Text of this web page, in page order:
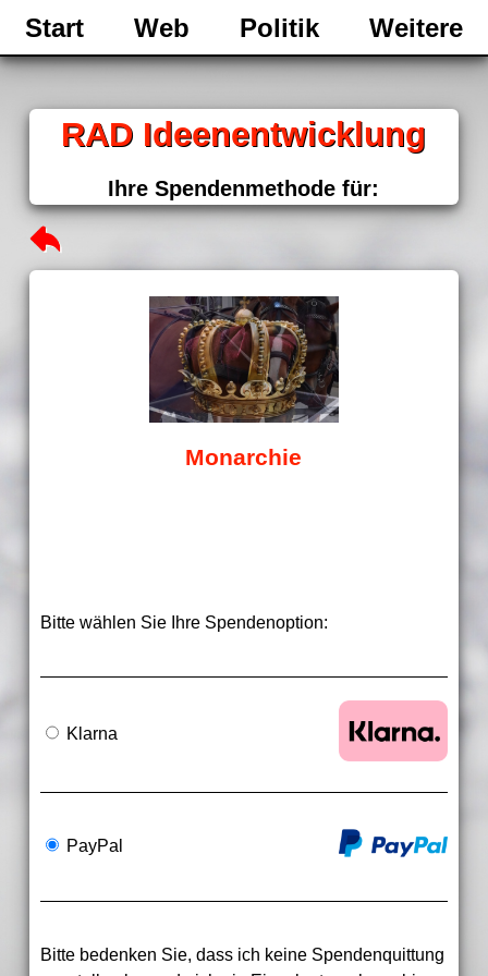
Start Web Politik Weitere
RAD Ideenentwicklung
Ihre Spendenmethode für:
Monarchie
Bitte wählen Sie Ihre Spendenoption:
Klarna
PayPal
Bitte bedenken Sie, dass ich keine Spendenquittung